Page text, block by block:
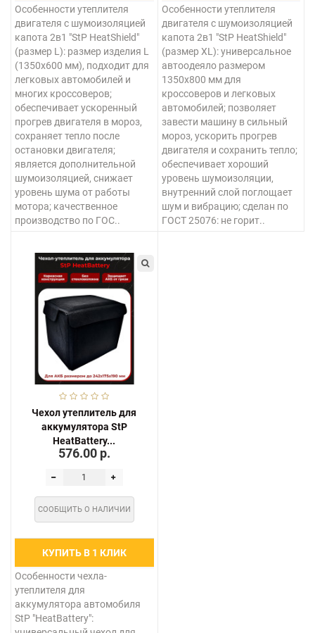
Особенности утеплителя
двигателя с шумоизоляцией
капота 2в1 "StP HeatShield"
(размер L): размер изделия L
(1350х600 мм), подходит для
легковых автомобилей и
многих кроссоверов;
обеспечивает ускоренный
прогрев двигателя в мороз,
сохраняет тепло после
остановки двигателя;
является дополнительной
шумоизоляцией, снижает
уровень шума от работы
мотора; качественное
производство по ГОС..
Особенности утеплителя
двигателя с шумоизоляцией
капота 2в1 "StP HeatShield"
(размер ХL): универсальное
автоодеяло размером
1350х800 мм для
кроссоверов и легковых
автомобилей; позволяет
завести машину в сильный
мороз, ускорить прогрев
двигателя и сохранить тепло;
обеспечивает хороший
уровень шумоизоляции,
внутренний слой поглощает
шум и вибрацию; сделан по
ГОСТ 25076: не горит..
Чехол утеплитель для
аккумулятора StP
HeatBattery...
576.00 р.
СООБЩИТЬ О НАЛИЧИИ
КУПИТЬ В 1 КЛИК
Особенности чехла-
утеплителя для
аккумулятора автомобиля
StP "HeatBattery":